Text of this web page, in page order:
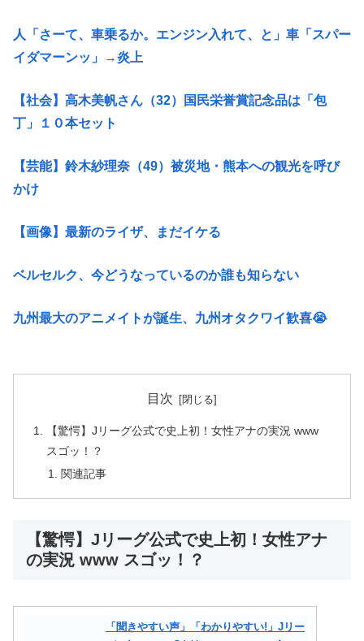
人「さーて、車乗るか。エンジン入れて、と」車「スパー
イダマーンッ」→炎上
【社会】高木美帆さん（32）国民栄誉賞記念品は「包
丁」１０本セット
【芸能】鈴木紗理奈（49）被災地・熊本への観光を呼び
かけ
【画像】最新のライザ、まだイケる
ベルセルク、今どうなっているのか誰も知らない
九州最大のアニメイトが誕生、九州オタクワイ歓喜😭
目次
【驚愕】Jリーグ公式で史上初！女性アナの実況 www
スゴッ！？
関連記事
【驚愕】Jリーグ公式で史上初！女性アナ
の実況 www スゴッ！？
「聞きやすい声」「わかりやすい!」Jリー